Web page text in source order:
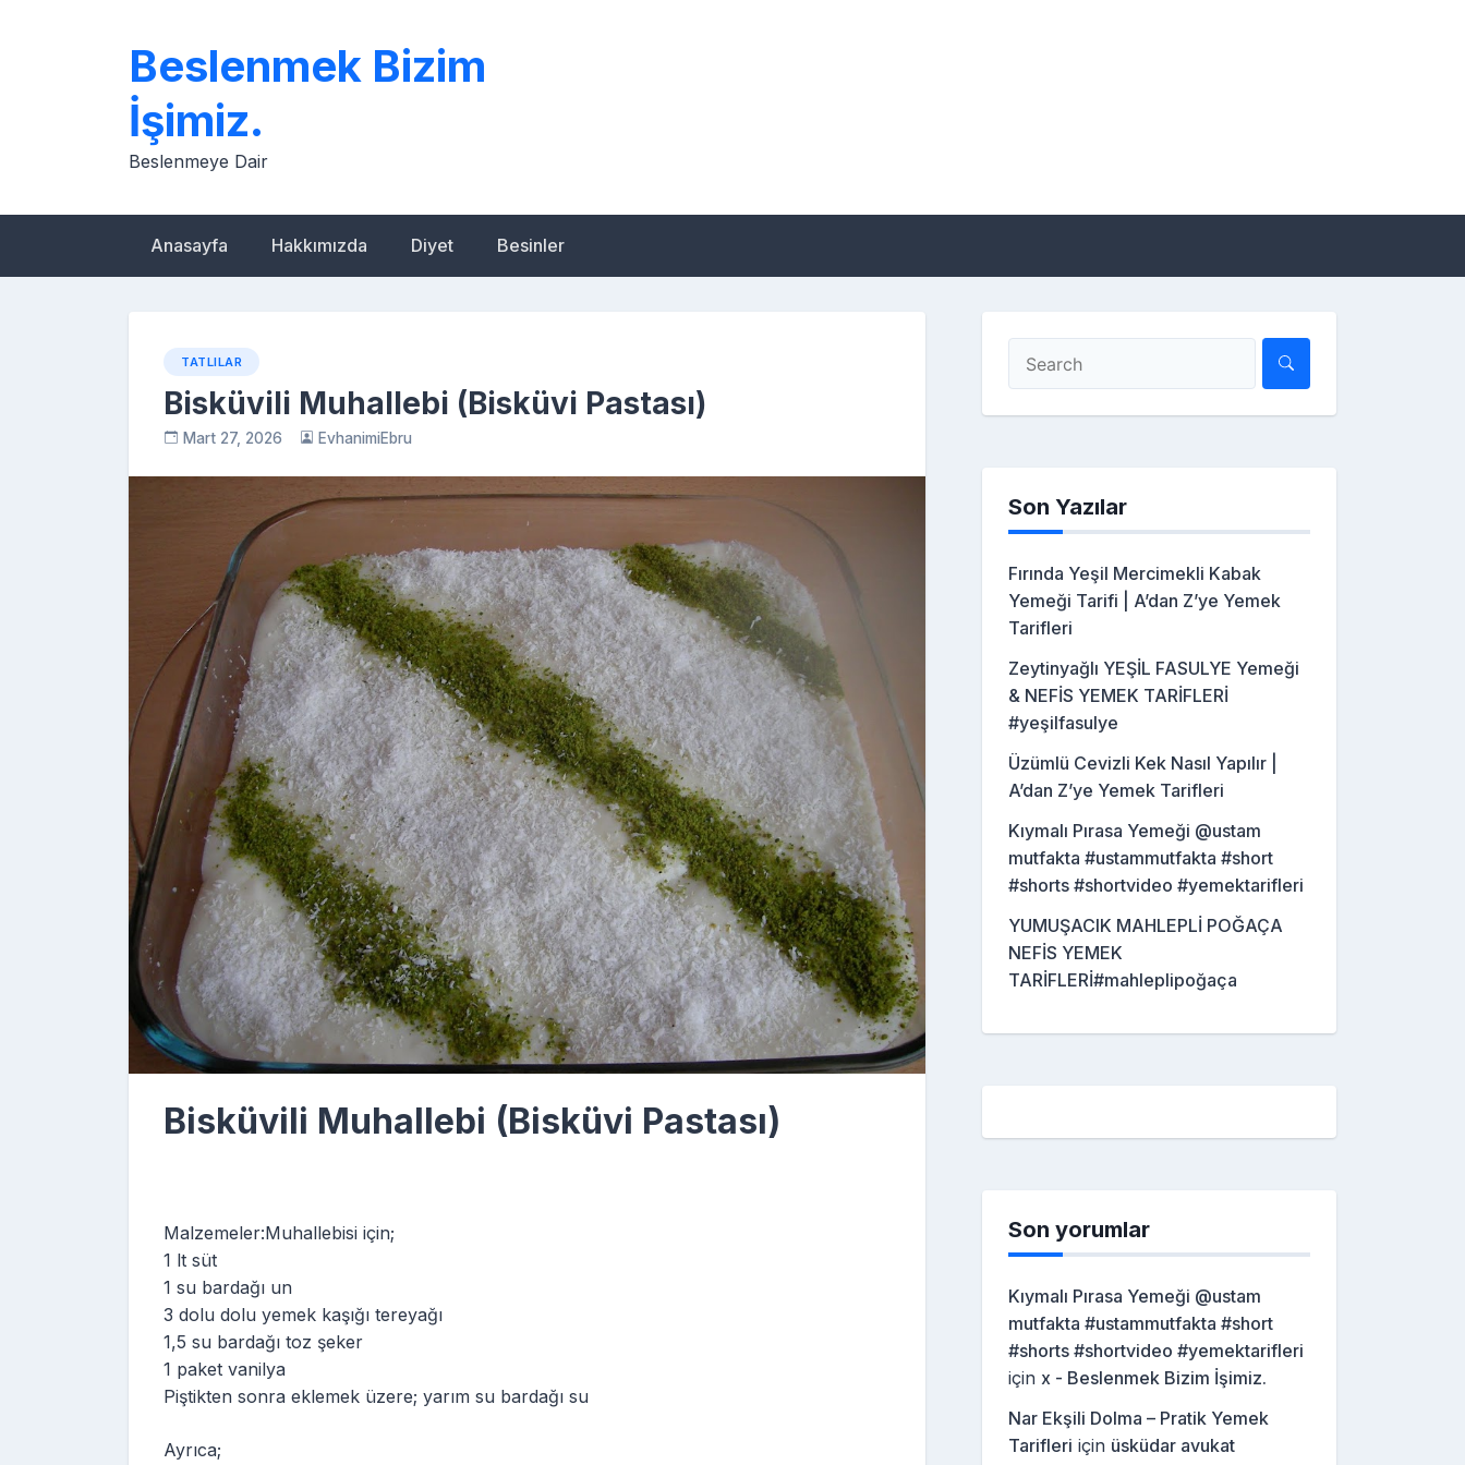
Beslenmek Bizim
İşimiz.
Beslenmeye Dair
Anasayfa Hakkımızda Diyet Besinler
TATLILAR
Bisküvili Muhallebi (Bisküvi Pastası)
Mart 27, 2026 EvhanimiEbru
Bisküvili Muhallebi (Bisküvi Pastası)
Malzemeler:Muhallebisi için;
1 lt süt
1 su bardağı un
3 dolu dolu yemek kaşığı tereyağı
1,5 su bardağı toz şeker
1 paket vanilya
Piştikten sonra eklemek üzere; yarım su bardağı su
Ayrıca;
Son Yazılar
Fırında Yeşil Mercimekli Kabak
Yemeği Tarifi | A’dan Z’ye Yemek
Tarifleri
Zeytinyağlı YEŞİL FASULYE Yemeği
& NEFİS YEMEK TARİFLERİ
#yeşilfasulye
Üzümlü Cevizli Kek Nasıl Yapılır |
A’dan Z’ye Yemek Tarifleri
Kıymalı Pırasa Yemeği @ustam
mutfakta #ustammutfakta #short
#shorts #shortvideo #yemektarifleri
YUMUŞACIK MAHLEPLİ POĞAÇA
NEFİS YEMEK
TARİFLERİ#mahleplipoğaça
Son yorumlar
Kıymalı Pırasa Yemeği @ustam
mutfakta #ustammutfakta #short
#shorts #shortvideo #yemektarifleri
için x - Beslenmek Bizim İşimiz.
Nar Ekşili Dolma – Pratik Yemek
Tarifleri için üsküdar avukat